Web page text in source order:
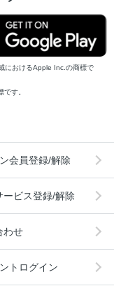
におけるApple Inc.の商標で
す。
会員登録/解除
ービス登録/解除
わせ
トログイン